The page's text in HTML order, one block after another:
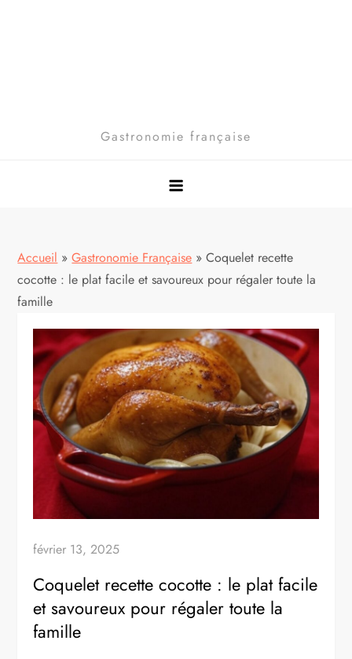
Gastronomie française
Accueil » Gastronomie Française » Coquelet recette
cocotte : le plat facile et savoureux pour régaler toute la
famille
février 13, 2025
Coquelet recette cocotte : le plat facile
et savoureux pour régaler toute la
famille